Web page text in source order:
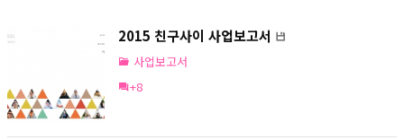
2015 친구사이 사업보고서
사업보고서
+8